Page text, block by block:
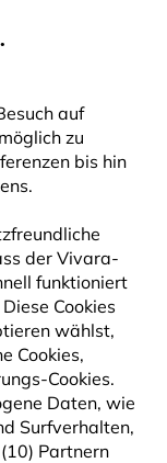
auf
zu
bis hin
der Vivara-
funktioniert
Cookies
wählst,
Cookies,
Cookies.
Daten, wie
Surfverhalten,
Partnern